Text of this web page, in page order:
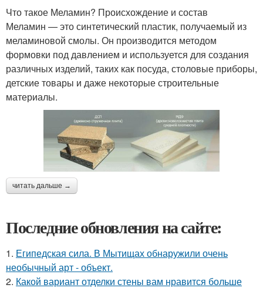
Что такое Меламин? Происхождение и состав
Меламин — это синтетический пластик, получаемый из
меламиновой смолы. Он производится методом
формовки под давлением и используется для создания
различных изделий, таких как посуда, столовые приборы,
детские товары и даже некоторые строительные
материалы.
читать дальше →
Последние обновления на сайте:
1. Египедская сила. В Мытищах обнаружили очень
необычный арт - объект.
2. Какой вариант отделки стены вам нравится больше